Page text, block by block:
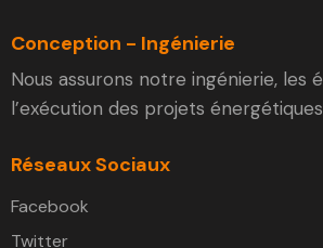
Conception - Ingénierie
Nous assurons notre ingénierie, les
l’exécution des projets
Réseaux Sociaux
Facebook
Twitter